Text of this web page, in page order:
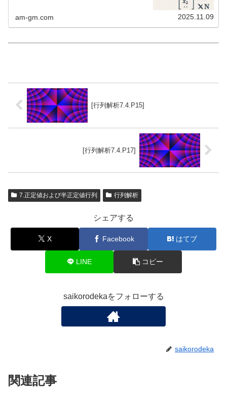
am-gm.com 2025.11.09
[行列解析7.4.P15]
[行列解析7.4.P17]
7.正定値および半正定値行列 行列解析
シェアする
X Facebook はてブ
LINE コピー
saikorodekaをフォローする
saikorodeka
関連記事